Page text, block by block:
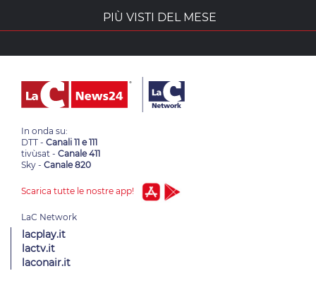
PIÙ VISTI DEL MESE
In onda su:
DTT - Canali 11 e 111
tivùsat - Canale 411
Sky - Canale 820
Scarica tutte le nostre app!
lacplay.it
lactv.it
laconair.it